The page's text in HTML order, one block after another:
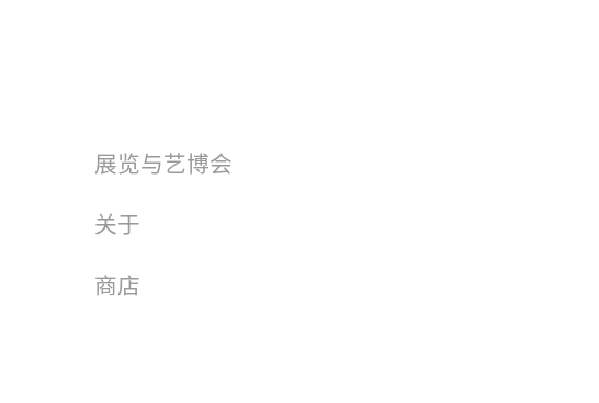
展览与艺博会
关于
商店